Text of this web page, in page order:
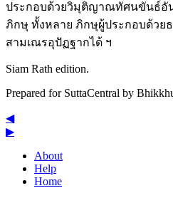
ประกอบด้วยวิมุติญาณทัศนขันธ์อัน
ภิกษุ ทั้งหลาย ภิกษุผู้ประกอบด้วย
สามเณรอุปัฏฐากได้ ฯ
Siam Rath edition.
Prepared for SuttaCentral by
◀
▶
About
Help
Home